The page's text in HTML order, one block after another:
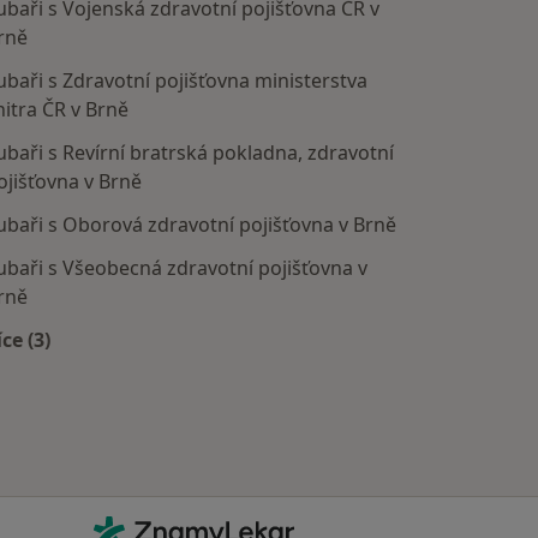
s Vojenská zdravotní pojišťovna ČR v
s Zdravotní pojišťovna ministerstva
ČR v Brně
s Revírní bratrská pokladna, zdravotní
v Brně
s Oborová zdravotní pojišťovna v Brně
s Všeobecná zdravotní pojišťovna v
(3)
ZnamyLekar - Hlavní stránka